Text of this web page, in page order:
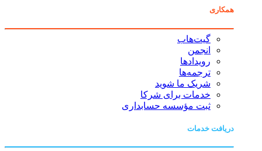
همکاری
گیت‌هاب
انجمن
رویدادها
ترجمه‌ها
شریک ما شوید
خدمات برای شرکا
ثبت مؤسسه حسابداری
دریافت خدمات